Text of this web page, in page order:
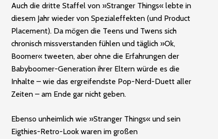
Auch die dritte Staffel von »Stranger Things« lebte in
diesem Jahr wieder von Spezialeffekten (und Product
Placement). Da mögen die Teens und Twens sich
chronisch missverstanden fühlen und täglich »Ok,
Boomer« tweeten, aber ohne die Erfahrungen der
Babyboomer-Generation ihrer Eltern würde es die
Inhalte – wie das ergreifendste Pop-Nerd-Duett aller
Zeiten – am Ende gar nicht geben.
Ebenso unheimlich wie »Stranger Things« und sein
Eigthies-Retro-Look waren im großen